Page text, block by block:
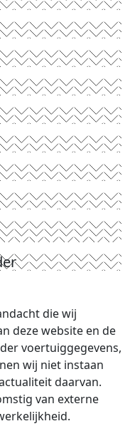
die wij
deze website en de
voertuiggegevens,
wij niet instaan
daarvan.
van externe